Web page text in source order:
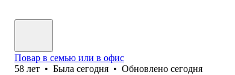
Повар в семью или в офис
58 лет • Была сегодня • Обновлено сегодня